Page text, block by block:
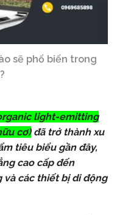
sẽ phổ biến trong
light-emitting
cơ)đã trở thành xu
tiêu biểu gần đây,
cao cấp đến
và các thiết bị di động